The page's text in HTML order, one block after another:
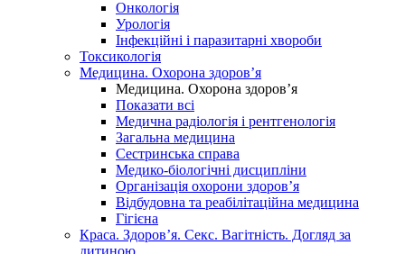
Онкологія
Урологія
Інфекційні і паразитарні хвороби
Токсикологія
Медицина. Охорона здоров’я
Медицина. Охорона здоров’я
Показати всі
Медична радіологія і рентгенологія
Загальна медицина
Сестринська справа
Медико-біологічні дисципліни
Організація охорони здоров’я
Відбудовна та реабілітаційна медицина
Гігієна
Краса. Здоров’я. Секс. Вагітність. Догляд за
дитиною